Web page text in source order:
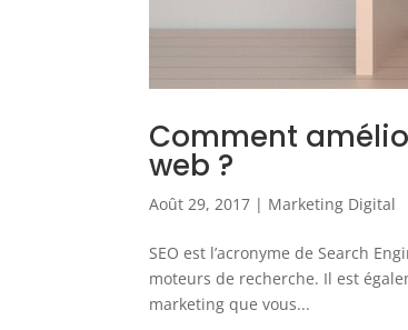
Comment
web ?
Août 29, 2017 | Marketing Digital
SEO est l’acronyme de Search
moteurs de recherche. Il est
marketing que vous...